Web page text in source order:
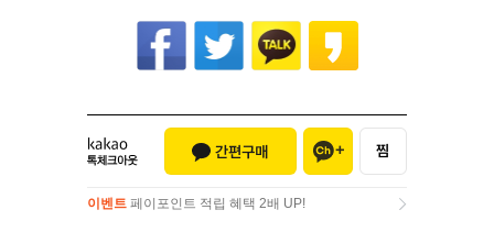
이벤트 페이포인트 적립 혜택 2배 UP!